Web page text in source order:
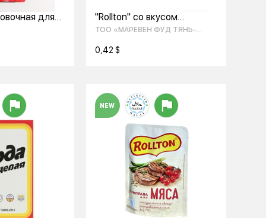
для
острых
"Rollton" со вкусом
говядины, бульон
ТОО «МАРЕВЕН ФУД ТЯНЬ-
NEW